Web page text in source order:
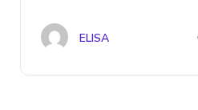
ELISA